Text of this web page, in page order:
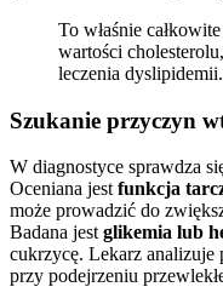
To właśnie
wartości
leczenia dyslipidemii.
Szukanie przyczyn
W diagnostyce sprawdza
Oceniana jest funkcja
może prowadzić do
Badana jest glikemia lub
cukrzycę. Lekarz analizuje
przy podejrzeniu